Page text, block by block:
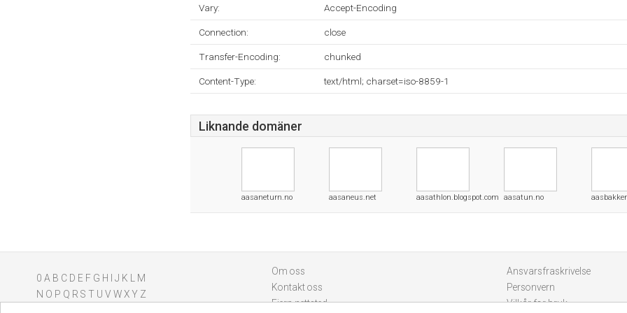
Vary: Accept-Encoding
Connection: close
Transfer-Encoding: chunked
Content-Type: text/html; charset=iso-8859-1
Liknande domäner
aasaneturn.no aasaneus.net aasathlon.blogspot.com aasatun.no
0 A B C D E F G H J K
M
N O P Q R S T U V WXY Z
Om oss
Kontakt oss
Fjern nettsted
Ansvarsfraskrivelse
Personvern
Vilkår for bruk